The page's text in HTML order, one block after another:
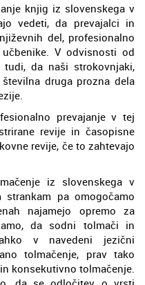
knjig iz slovenskega v
vedeti, da prevajalci in
del, profesionalno
V odvisnosti od
da naši strokovnjaki,
druga prozna dela
prevajanje v tej
revije in časopisne
revije, če to zahtevajo
iz slovenskega v
strankam pa omogočamo
najamejo opremo za
da sodni tolmači in
v navedeni jezični
tolmačenje, prav tako
konsekutivno tolmačenje.